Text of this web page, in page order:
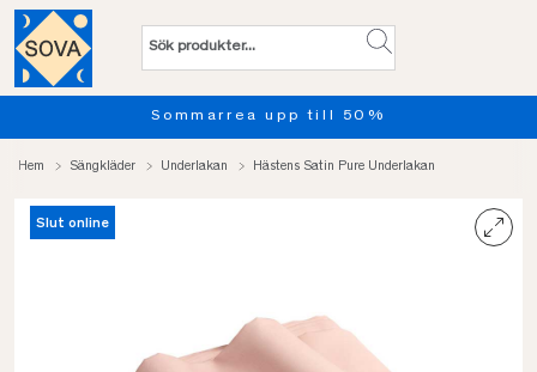
Sommarrea upp till 50%
Hem Sängkläder Underlakan Hästens Satin Pure Underlakan
Slut online